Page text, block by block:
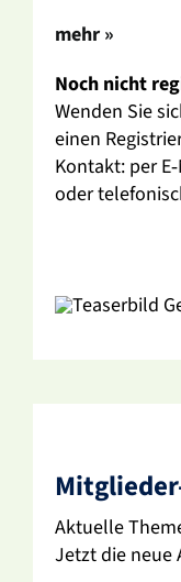
mehr »
Noch nicht
Wenden Sie
einen
Kontakt: per
oder
Aktu­elle
Jetzt die neue